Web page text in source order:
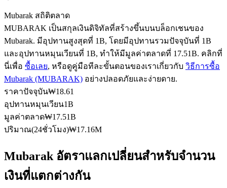
คัดลอกการซื้อขาย
เข้าร่วมกับเทรดเดอร์ชั้นนำ
เป็นเทรดเดอร์คัดลอก
Mubarak สถิติตลาด
MUBARAK เป็นสกุลเงินดิจิทัลที่สร้างขึ้นบนบล็อกเชนของ
Mubarak. มีอุปทานสูงสุดที่ 1B, โดยมีอุปทานรวมปัจจุบันที่ 1B
และอุปทานหมุนเวียนที่ 1B, ทำให้มีมูลค่าตลาดที่ 17.51B. คลิกที่
นี่เพื่อ ซื้อเลย, หรือดูคู่มือทีละขั้นตอนของเราเกี่ยวกับ วิธีการซื้อ
Mubarak (MUBARAK) อย่างปลอดภัยและง่ายดาย.
ราคาปัจจุบัน₩18.61
อุปทานหมุนเวียน1B
มูลค่าตลาด₩17.51B
ปริมาณ(24ชั่วโมง)₩17.16M
Mubarak อัตราแลกเปลี่ยนสำหรับจำนวน
เงินที่แตกต่างกัน